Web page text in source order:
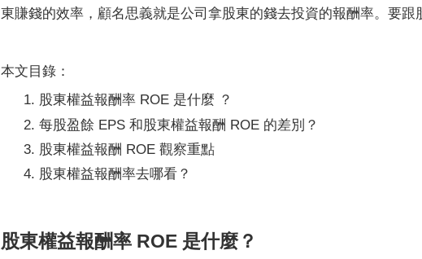
東賺錢的效率，顧名思義就是公司拿股東的錢去投資的報酬率。要跟
本文目錄：
股東權益報酬率 ROE 是什麼 ？
每股盈餘 EPS 和股東權益報酬 ROE 的差別？
股東權益報酬 ROE 觀察重點
股東權益報酬率去哪看？
股東權益報酬率 ROE 是什麼？